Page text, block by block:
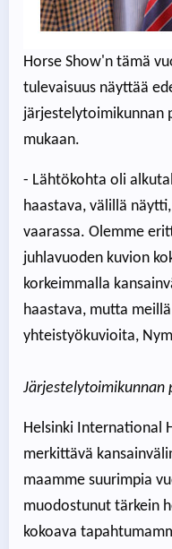
Horse Show'n tämä
tulevaisuus näyttää
järjestelytoimikunnan
mukaan.
- Lähtökohta oli
haastava, välillä
vaarassa. Olemme
juhlavuoden kuvion
korkeimmalla
haastava, mutta
yhteistyökuvioita,
Järjestelytoimikunnan
Helsinki International
merkittävä
maamme suurimpia
muodostunut tärkein
kokoava